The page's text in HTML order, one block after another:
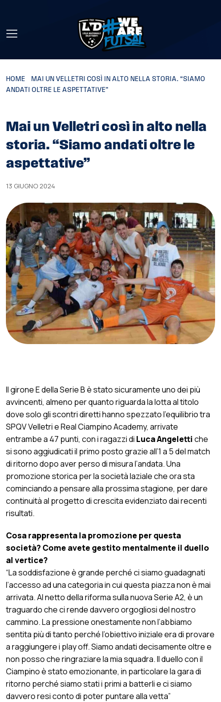
HOME
MAI UN VELLETRI COSÌ IN ALTO NELLA STORIA. “SIAMO
ANDATI OLTRE LE ASPETTATIVE”
Mai un Velletri così in alto nella
storia. “Siamo andati oltre le
aspettative”
13 GIUGNO 2024
Il girone E della Serie B è stato sicuramente uno dei più
avvincenti, almeno per quanto riguarda la lotta al titolo
dove solo gli scontri diretti hanno spezzato l’equilibrio tra
SPQV Velletri e Real Ciampino Academy, arrivate
entrambe a 47 punti, con i ragazzi di Luca Angelettiche
si sono aggiudicati il primo posto grazie all’1 a 5 del match
di ritorno dopo aver perso di misura l’andata. Una
promozione storica per la società laziale che ora sta
cominciando a pensare alla prossima stagione, per dare
continuità al progetto di crescita evidenziato dai recenti
risultati.
Cosa rappresenta la promozione per questa
società? Come avete gestito mentalmente il duello
al vertice?
“La soddisfazione è grande perché ci siamo guadagnati
l’accesso ad una categoria in cui questa piazza non è mai
arrivata. Al netto della riforma sulla nuova Serie A2, è un
traguardo che ci rende davvero orgogliosi del nostro
cammino. La pressione onestamente non l’abbiamo
sentita più di tanto perché l’obiettivo iniziale era di provare
a raggiungere i play off. Siamo andati decisamente oltre e
non posso che ringraziare la mia squadra. Il duello con il
Ciampino è stato emozionante, in particolare la gara di
ritorno perché siamo stati i primi a batterli e ci siamo
davvero resi conto di poter puntare alla vetta”